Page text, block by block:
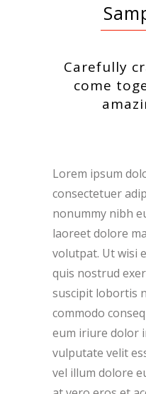
Carefully
come
Lorem ipsum
consectetuer
nonummy nibh
laoreet dolore
volutpat. Ut wisi
quis nostrud
suscipit lobortis
commodo
eum iriure dolor
vulputate velit
vel illum dolore